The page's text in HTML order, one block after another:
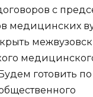
с
медицинских
готовить